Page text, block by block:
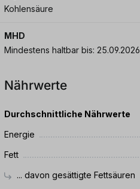
Kohlensäure
MHD
Mindestens haltbar bis: 25.09.2026
Nährwerte
Durchschnittliche Nährwerte
Energie
Fett
... davon gesättigte Fettsäuren